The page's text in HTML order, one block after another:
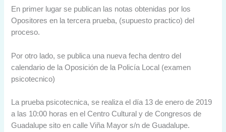
En primer lugar se publican las notas obtenidas por los
Opositores en la tercera prueba, (supuesto practico) del
proceso.
Por otro lado, se publica una nueva fecha dentro del
calendario de la Oposición de la Policía Local (examen
psicotecnico)
La prueba psicotecnica, se realiza el día 13 de enero de 2019
a las 10:00 horas en el Centro Cultural y de Congresos de
Guadalupe sito en calle Viña Mayor s/n de Guadalupe.